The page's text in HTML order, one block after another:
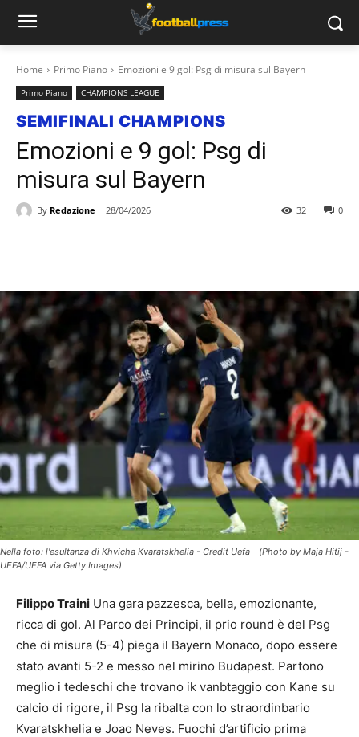
Home Primo Piano Emozioni e 9 gol: Psg di misura sul Bayern
Primo Piano CHAMPIONS LEAGUE
SEMIFINALI CHAMPIONS
Emozioni e 9 gol: Psg di
misura sul Bayern
By Redazione 28/04/2026 0
32
Nella foto: l'esultanza di Khvicha Kvaratskhelia - Credit Uefa - (Photo by Maja Hitij -
UEFA/UEFA via Getty Images)
Filippo Traini Una gara pazzesca, bella, emozionante,
ricca di gol. Al Parco dei Principi, il prio round è del Psg
che di misura (5-4) piega il Bayern Monaco, dopo essere
stato avanti 5-2 e messo nel mirino Budapest. Partono
meglio i tedeschi che trovano ik vanbtaggio con Kane su
calcio di rigore, il Psg la ribalta con lo straordinbario
Kvaratskhelia e Joao Neves. Fuochi d’artificio prima